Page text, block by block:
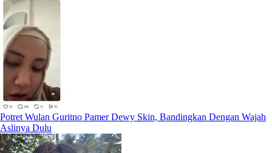
Potret Wulan Guritno Pamer Dewy Skin, Bandingkan Dengan Wajah
Aslinya Dulu